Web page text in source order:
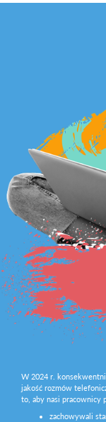
W 2024 r.
jakość rozmów
to, aby nasi pracownicy
zachowywali